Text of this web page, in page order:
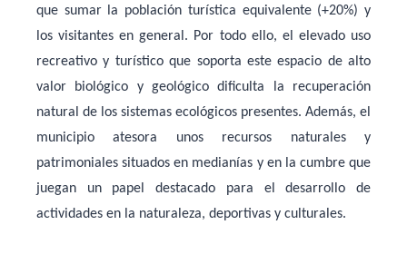
que sumar la población turística equivalente (+20%) y
los visitantes en general. Por todo ello, el elevado uso
recreativo y turístico que soporta este espacio de alto
valor biológico y geológico dificulta la recuperación
natural de los sistemas ecológicos presentes. Además, el
municipio atesora unos recursos naturales y
patrimoniales situados en medianías y en la cumbre que
juegan un papel destacado para el desarrollo de
actividades en la naturaleza, deportivas y culturales.